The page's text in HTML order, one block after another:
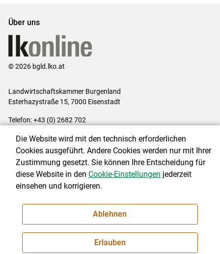
Über uns
© 2026 bgld.lko.at
Landwirtschaftskammer Burgenland
Esterhazystraße 15, 7000 Eisenstadt
Telefon: +43 (0) 2682 702
Impressum|Kontakt|Datenschutzerklärung|Barrierefreiheit|
Cookie-Einstellungen
NEWSLETTER
Die Website wird mit den technisch erforderlichen
Cookies ausgeführt. Andere Cookies werden nur mit Ihrer
Zustimmung gesetzt. Sie können Ihre Entscheidung für
diese Website in den Cookie-Einstellungen jederzeit
einsehen und korrigieren.
Ablehnen
Erlauben